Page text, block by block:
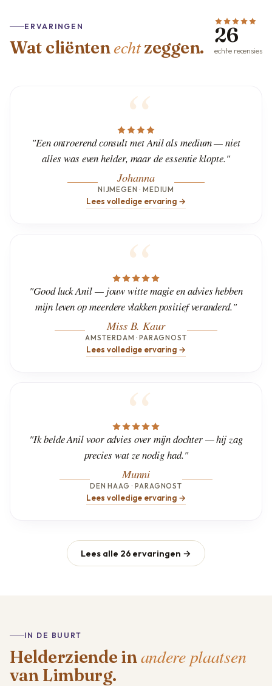
ERVARINGEN
Wat cliëntenechtzeggen.
26
echte recensies
"Een ontroerend consult met Anil als medium — niet
alles was even helder, maar de essentie klopte."
Johanna
NIJMEGEN · MEDIUM
Lees volledige ervaring →
"Good luck Anil — jouw witte magie en advies hebben
mijn leven op meerdere vlakken positief veranderd."
Miss B. Kaur
AMSTERDAM · PARAGNOST
Lees volledige ervaring →
"Ik belde Anil voor advies over mijn dochter — hij zag
precies wat ze nodig had."
Munni
DEN HAAG · PARAGNOST
Lees volledige ervaring →
Lees alle 26 ervaringen →
IN DE BUURT
Helderziende inandere plaatsen
van Limburg.